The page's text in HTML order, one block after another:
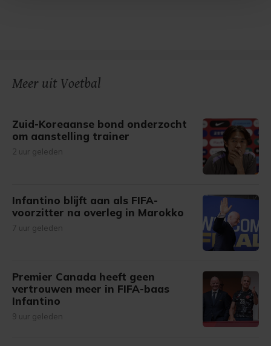
Meer uit Voetbal
Zuid-Koreaanse bond onderzocht
om aanstelling trainer
2 uur geleden
Infantino blijft aan als FIFA-
voorzitter na overleg in Marokko
7 uur geleden
Premier Canada heeft geen
vertrouwen meer in FIFA-baas
Infantino
9 uur geleden